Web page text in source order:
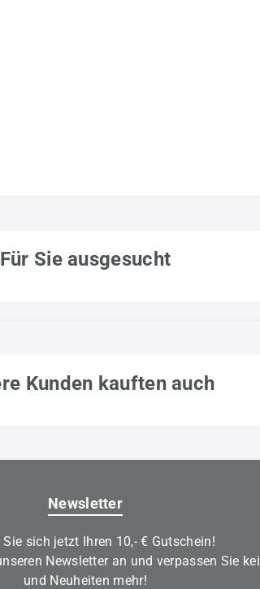
Für Sie ausgesucht
Kunden kauften auch
Newsletter
Sie sich jetzt Ihren 10,- € Gutschein!
Newsletter an und verpassen Sie
und Neuheiten mehr!